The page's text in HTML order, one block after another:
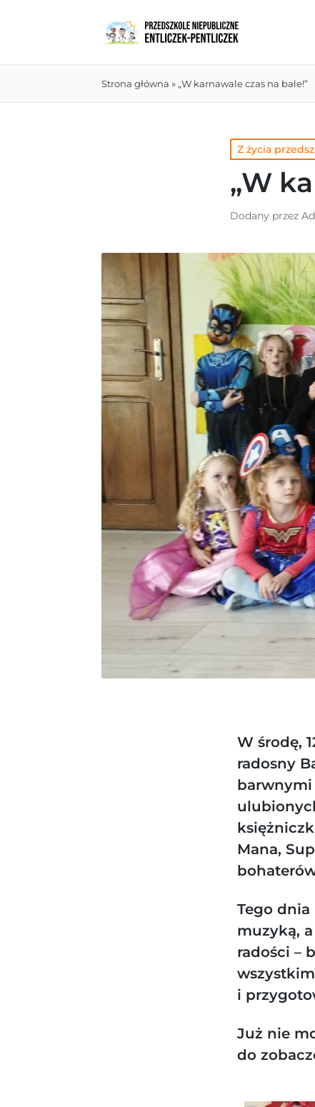
Strona główna » „W karnawale czas na bale!”
Z życia
„W
Dodany przez
W środę,
radosny
barwnymi
Mana,
Tego dnia
muzyką,
radości –
i
Już nie
do